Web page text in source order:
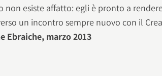
non esiste affatto: egli è pronto a
un incontro sempre nuovo con il
Ebraiche, marzo 2013